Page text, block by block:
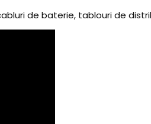
de baterie, tablouri de